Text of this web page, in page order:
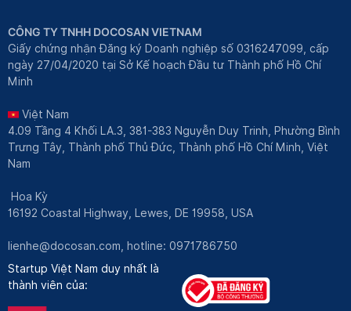
CÔNG TY TNHH DOCOSAN VIETNAM
Giấy chứng nhận Đăng ký Doanh nghiệp số 0316247099, cấp
ngày 27/04/2020 tại Sở Kế hoạch Đầu tư Thành phố Hồ Chí
Minh
Việt Nam
4.09 Tầng 4 Khối LA.3, 381-383 Nguyễn Duy Trinh, Phường Bình
Trưng Tây, Thành phố Thủ Đức, Thành phố Hồ Chí Minh, Việt
Nam
Hoa Kỳ
16192 Coastal Highway, Lewes, DE 19958, USA
lienhe@docosan.com, hotline: 0971786750
Startup Việt Nam duy nhất là
thành viên của: